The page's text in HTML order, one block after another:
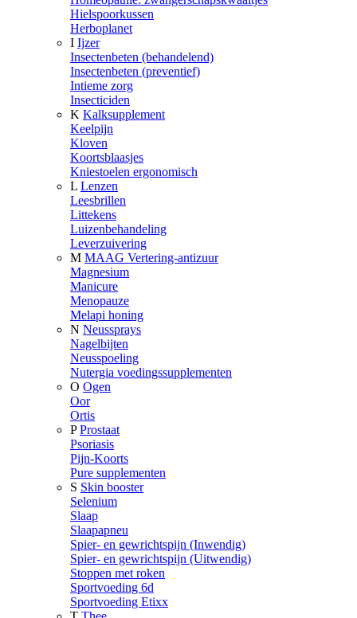
Hielspoorkussen
Herboplanet
I Ijzer
Insectenbeten (behandelend)
Insectenbeten (preventief)
Intieme zorg
Insecticiden
K Kalksupplement
Keelpijn
Kloven
Koortsblaasjes
Kniestoelen ergonomisch
L Lenzen
Leesbrillen
Littekens
Luizenbehandeling
Leverzuivering
M MAAG Vertering-antizuur
Magnesium
Manicure
Menopauze
Melapi honing
N Neussprays
Nagelbijten
Neusspoeling
Nutergia voedingssupplementen
O Ogen
Oor
Ortis
P Prostaat
Psoriasis
Pijn-Koorts
Pure supplementen
S Skin booster
Selenium
Slaap
Slaapapneu
Spier- en gewrichtspijn (Inwendig)
Spier- en gewrichtspijn (Uitwendig)
Stoppen met roken
Sportvoeding 6d
Sportvoeding Etixx